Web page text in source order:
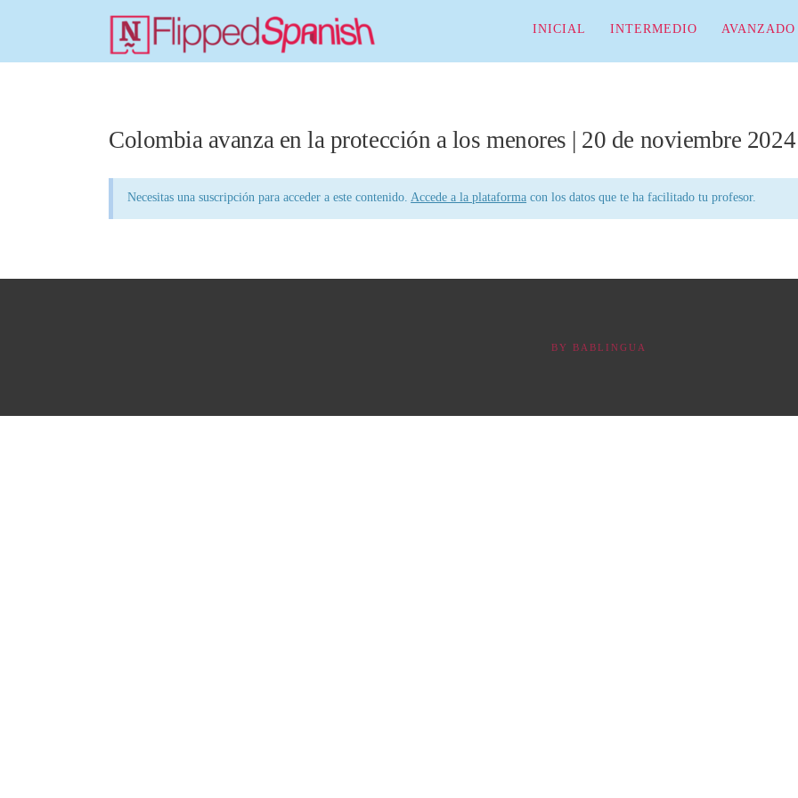
INICIAL INTERMEDIO AVANZADO
Colombia avanza en la protección a los menores | 20 de noviembre 2024
Necesitas una suscripción para acceder a este contenido.Accede a la plataforma con los datos que te ha facilitado tu profesor.
BY BABLINGUA